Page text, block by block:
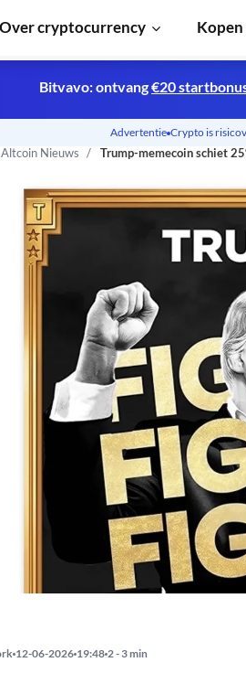
Over cryptocurrency Kopen
Altcoin Nieuws Trump-memecoin schiet
Bitvavo: ontvang€20
Advertentie Crypto is
12-06-2026 19:48 2 - 3 min